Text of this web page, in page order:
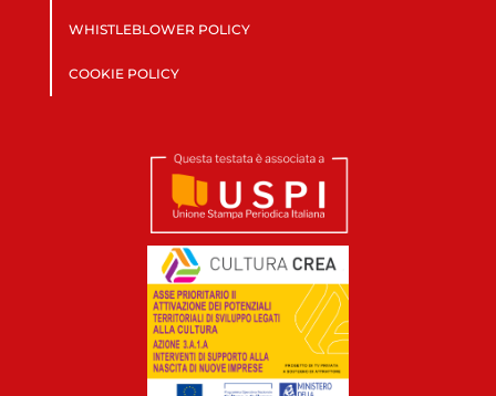
WHISTLEBLOWER POLICY
COOKIE POLICY